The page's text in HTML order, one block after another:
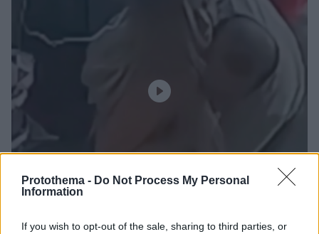
Protothema - Do Not Process My Personal
Information
If you wish to opt-out of the sale, sharing to third parties, or